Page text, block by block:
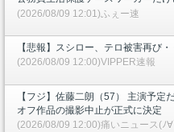
(2026/08/09 12:01)ふぇー速
【悲報】スシロー、テロ被害再び・
(2026/08/09 12:00)VIPPER速報
【フジ】佐藤二朗（57） 主演予定
オフ作品の撮影中止が正式に決定
(2026/08/09 12:00)痛いニュース(ﾉ